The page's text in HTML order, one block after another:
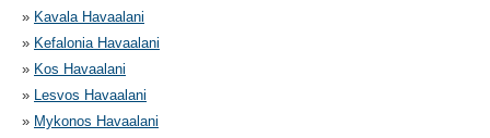
» Kavala Havaalani
» Kefalonia Havaalani
» Kos Havaalani
» Lesvos Havaalani
» Mykonos Havaalani